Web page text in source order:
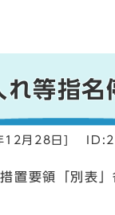
等指名
12月28日
置要領「別表